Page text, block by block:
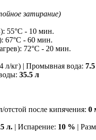
затирание)
55°С - 10 мин.
67°С - 60 мин.
72°С - 20 мин.
л/кг) | Промывная вода:
35.5 л
отстой после кипячения: 0
л. | Испарение: 10 % |